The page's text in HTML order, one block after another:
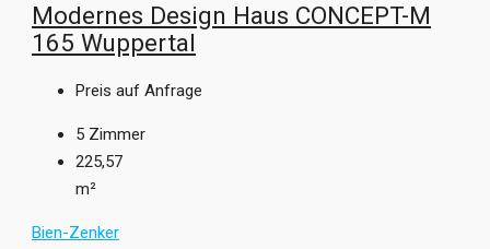
Modernes Design Haus CONCEPT-M
165 Wuppertal
Preis auf Anfrage
5 Zimmer
225,57
m²
Bien-Zenker